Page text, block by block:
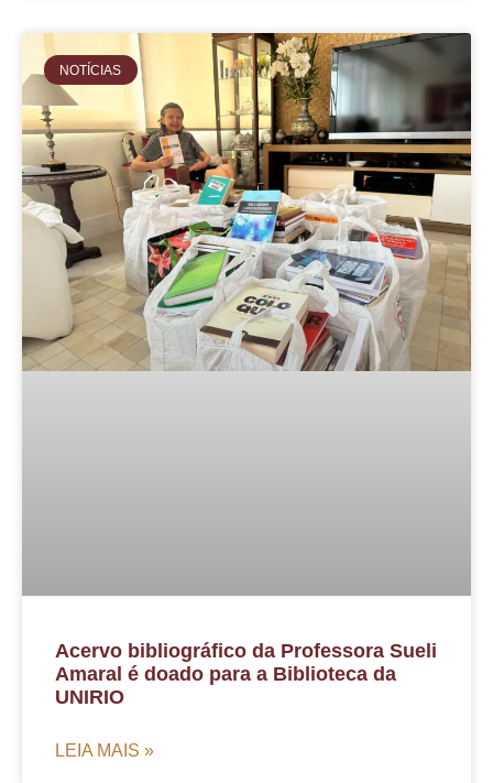
NOTÍCIAS
Acervo bibliográfico da Professora Sueli
Amaral é doado para a Biblioteca da
UNIRIO
LEIA MAIS »